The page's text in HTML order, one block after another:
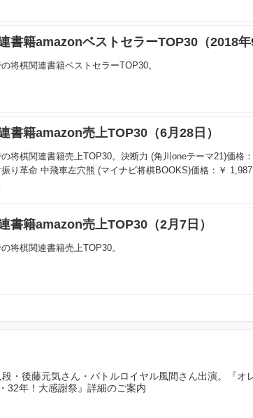
書籍amazonベストセラーTOP30（2018年
将棋関連書籍ベストセラーTOP30。
書籍amazon売上TOP30（6月28日）
将棋関連書籍売上TOP30。決断力 (角川oneテーマ21)価格
振り革命 中飛車左穴熊 (マイナビ将棋BOOKS)価格：￥
書籍amazon売上TOP30（2月7日）
将棋関連書籍売上TOP30。
・後藤元気さん・バトルロイヤル風間さん出演。『オ
32年！大感謝祭』詳細のご案内